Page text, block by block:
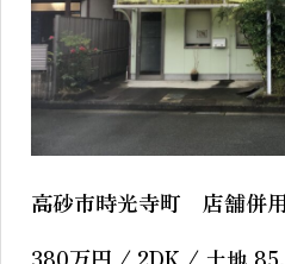
高砂市時光寺町 店舗併